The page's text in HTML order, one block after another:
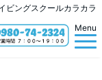
ビングスクールカラカラ
Menu